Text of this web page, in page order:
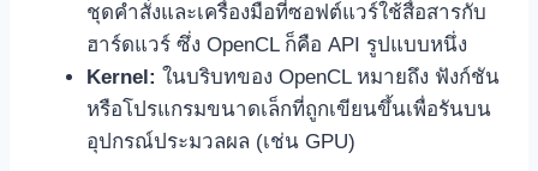
ชุดคำสั่งและเครื่องมือที่ซอฟต์แวร์ใช้สื่อสารกับ
ฮาร์ดแวร์ ซึ่ง OpenCL ก็คือ API รูปแบบหนึ่ง
Kernel: ในบริบทของ OpenCL หมายถึง ฟังก์ชัน
หรือโปรแกรมขนาดเล็กที่ถูกเขียนขึ้นเพื่อรันบน
อุปกรณ์ประมวลผล (เช่น GPU)